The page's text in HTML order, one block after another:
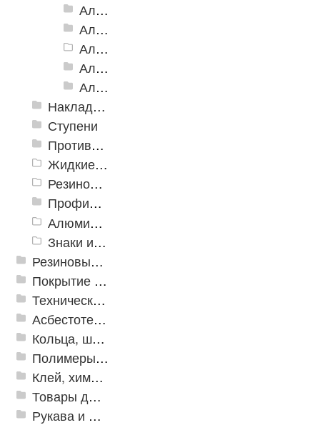
Алюминиевый угол-порог АУ-50 премиум
Алюминиевый угол-порог с двойной резиновой вставкой АУ-68
Алюминиевый угол-порог АУ-72
Алюминиевый угол-порог с тройной резиновой вставкой АУ-98
Алюминиевый угол-порог с пятью резиновыми вставками АУ-160
Накладки противоскользящие резиновые
Ступени
Противоскользящие ленты
Жидкие противоскользящие средства
Резиновый профиль с алюминиевой вставкой «NoSlip»
Профили закладные
Алюминиевый профиль для ленты
Знаки из полистирола для разметки пола
Резиновые и ПВХ дорожки
Покрытие из резиновой крошки
Техническая резина
Асбестотехнические и теплоизоляционные материалы
Кольца, шайбы, манжеты
Полимеры и пластики
Клей, химия, сопутствующие товары
Товары для дома
Рукава и шланги промышленные